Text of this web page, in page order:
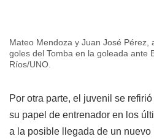
Mateo Mendoza y Juan José Pérez,
goles del Tomba en la goleada ante
Ríos/UNO.
Por otra parte, el juvenil se refirió
su papel de entrenador en los
a la posible llegada de un nuevo